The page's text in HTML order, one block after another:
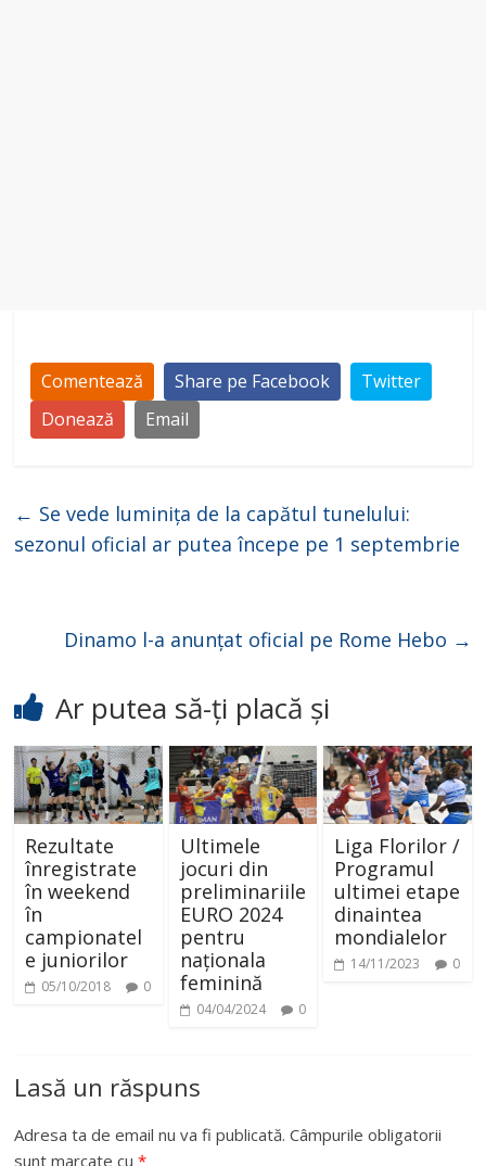
Comentează Share pe Facebook
Twitter
Donează
Email
← Se vede luminița de la capătul tunelului:
sezonul oficial ar putea începe pe 1 septembrie
Dinamo l-a anunțat oficial pe Rome Hebo →
Ar putea să-ți placă și
Rezultate
înregistrate
în weekend
în
campionatel
e juniorilor
05/10/2018 0
Ultimele
jocuri din
preliminariile
EURO 2024
pentru
naționala
feminină
04/04/2024 0
Liga Florilor /
Programul
ultimei etape
dinaintea
mondialelor
14/11/2023 0
Lasă un răspuns
Adresa ta de email nu va fi publicată. Câmpurile obligatorii
sunt marcate cu*